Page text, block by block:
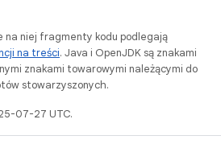
na niej fragmenty kodu podlegają
na treści. Java i OpenJDK są znakami
znakami towarowymi należącymi do
stowarzyszonych.
07-27 UTC.